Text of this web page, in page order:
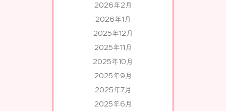
2026年2月
2026年1月
2025年12月
2025年11月
2025年10月
2025年9月
2025年7月
2025年6月